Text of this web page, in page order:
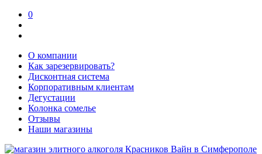
0
О компании
Как зарезервировать?
Дисконтная система
Корпоративным клиентам
Дегустации
Колонка сомелье
Отзывы
Наши магазины